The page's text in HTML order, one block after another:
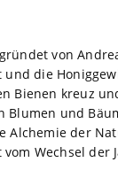
von
und die
Bienen kreuz
und
Alchemie der
Wechsel der